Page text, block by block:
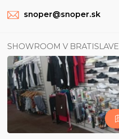
snoper@snoper.sk
SHOWROOM V BRATISLAVE